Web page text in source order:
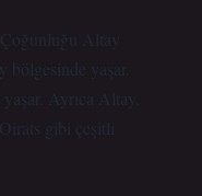
Altay
bölgesinde yaşar.
Ayrıca Altay,
gibi çeşitli